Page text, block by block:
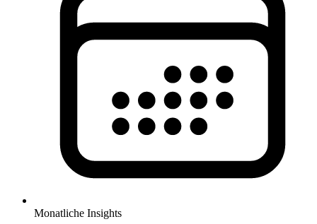
Monatliche Insights